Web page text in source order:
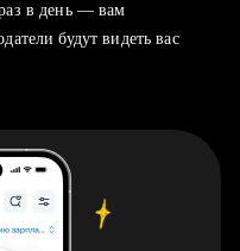
в день — вам
будут видеть вас